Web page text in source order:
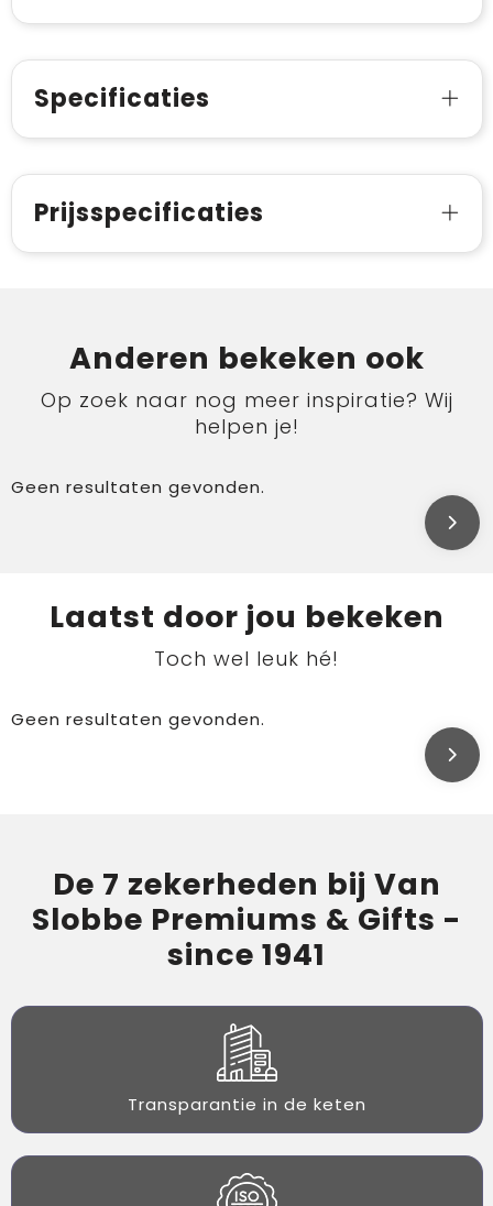
Specificaties
Prijsspecificaties
Anderen bekeken ook
Op zoek naar nog meer inspiratie? Wij
helpen je!
Geen resultaten gevonden.
Laatst door jou bekeken
Toch wel leuk hé!
Geen resultaten gevonden.
De 7 zekerheden bij Van
Slobbe Premiums & Gifts -
since 1941
Transparantie in de keten